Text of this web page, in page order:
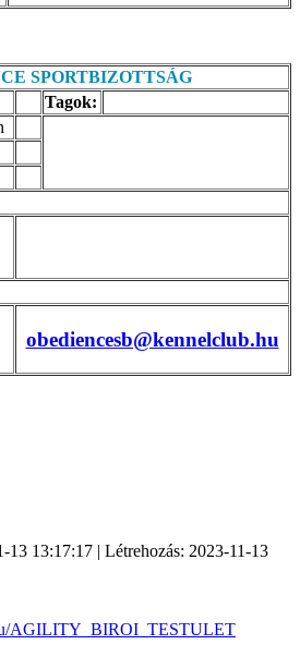
SPORTBIZOTTSÁG
Tagok:
obediencesb@kennelclub.hu
13 13:17:17 | Létrehozás: 2023-11-13
AGILITY_BIROI_TESTULET